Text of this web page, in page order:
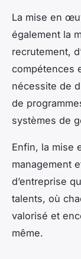
La mise en
également la
recrutement,
compétences
nécessite de
de
systèmes de
Enfin, la mise
management
d’entreprise
talents, où
valorisé et
même.